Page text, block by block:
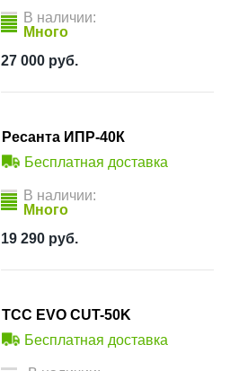
В наличии:
Много
27 000 руб.
Ресанта ИПР-40К
Бесплатная доставка
В наличии:
Много
19 290 руб.
ТСС EVO CUT-50K
Бесплатная доставка